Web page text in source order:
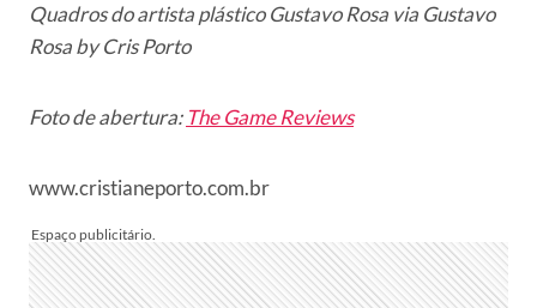
Quadros do artista plástico Gustavo Rosa via Gustavo
Rosa by Cris Porto
Foto de abertura: The Game Reviews
www.cristianeporto.com.br